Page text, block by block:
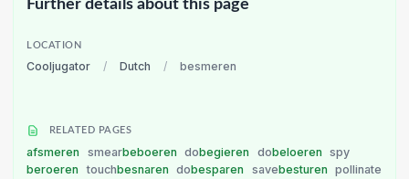
Further details about this page
LOCATION
Cooljugator / Dutch / besmeren
RELATED PAGES
afsmeren smearbeboeren dobegieren dobeloeren
spy
beroeren
touchbesnaren dobesparen savebesturen
pollinate